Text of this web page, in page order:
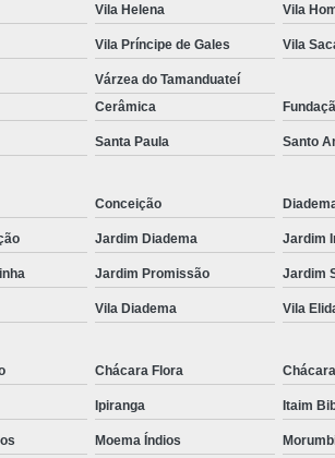
Guarda Corpo de
Guarda Corpo
Guarda Corpo de
Guarda Corpo de
Guarda Corpo
Janela de Quarto
Janela de
Janela de Vidro
Janela de Vidro
Vila Helena Vila
Vila Príncipe de Gales Vila
Várzea do Tamanduateí
Cerâmica
Santa Paula Santo
Conceição
Jardim Diadema Jardim
Jardim Promissão Jardim
Vila Diadema Vila
Chácara Flora
Ipiranga Itaim
Moema Índios